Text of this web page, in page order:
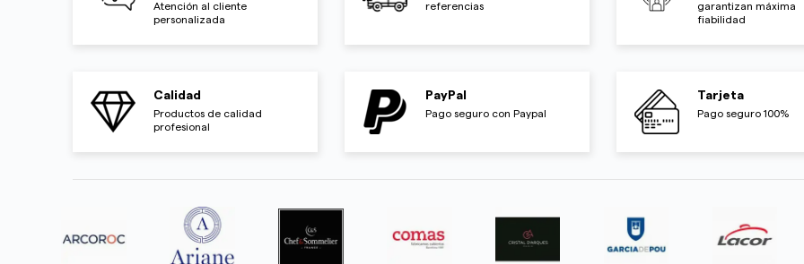
Atención al cliente
personalizada
referencias
garantizan máxima
fiabilidad
Calidad
Productos de calidad
profesional
PayPal
Pago seguro con Paypal
Tarjeta
Pago seguro 100%